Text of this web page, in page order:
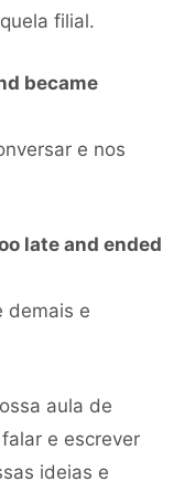
filial.
became
e nos
late and ended
demais e
aula de
e escrever
ideias e